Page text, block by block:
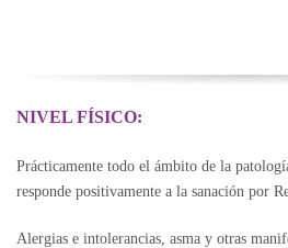
NIVEL FÍSICO:
Prácticamente todo el ámbito de la
responde positivamente a la sanación por
Alergias e intolerancias, asma y otras